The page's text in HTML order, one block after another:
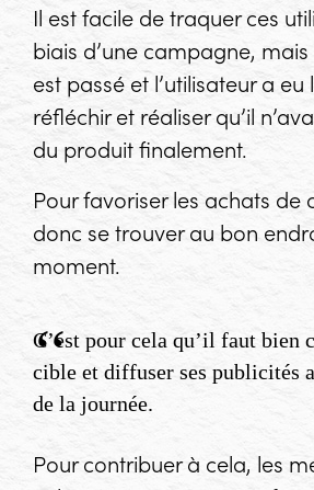
Il est facile de traquer ces
biais d’une campagne,
est passé et l’utilisateur a
réfléchir et réaliser qu’il
du produit finalement.
Pour favoriser les achats de
donc se trouver au bon
moment.
C’est pour cela qu’il faut bien
cible et diffuser ses publicités
de la journée.
Pour contribuer à cela, les